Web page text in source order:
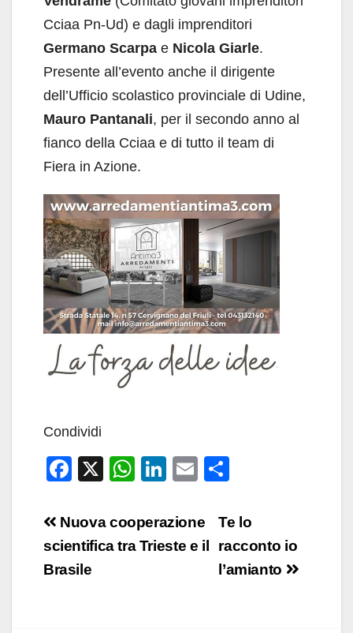
Cciaa Pn-Ud) e dagli imprenditori
Germano Scarpa e Nicola Giarle.
Presente all’evento anche il dirigente
dell’Ufficio scolastico provinciale di Udine,
Mauro Pantanali, per il secondo anno al
fianco della Cciaa e di tutto il team di
Fiera in Azione.
Condividi
F
c
e
b
X
W
at
s
Li
k
e
E
ail n
di
vi
Navigazione
articoli
Te lo
racconto io
l’amianto
Nuova cooperazione
scientifica tra Trieste e il
Brasile